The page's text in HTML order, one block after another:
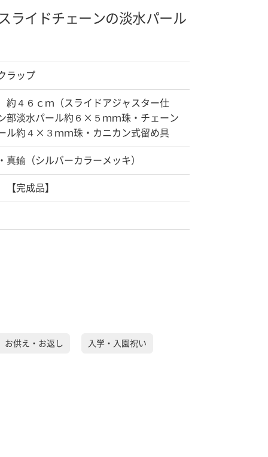
イドチェーンの淡水パール
ラップ
約４６ｃｍ（スライドアジャスター仕
部淡水パール約６×５ｍｍ珠・チェーン
ル約４×３ｍｍ珠・カニカン式留め具
鍮（シルバーカラーメッキ）
完成品】
お供え・お返し 入学・入園祝い